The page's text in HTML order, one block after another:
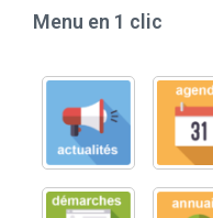
Menu en 1 clic